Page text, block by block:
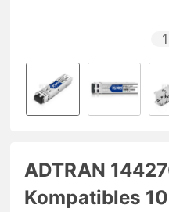
1
ADTRAN
Kompatibles